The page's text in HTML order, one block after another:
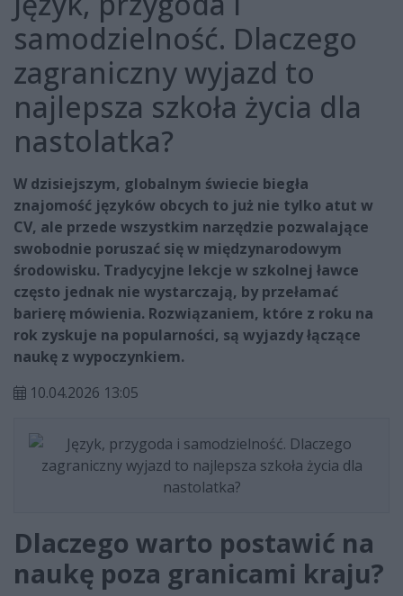
samodzielność. Dlaczego
zagraniczny wyjazd to
najlepsza szkoła życia dla
nastolatka?
W dzisiejszym, globalnym świecie biegła
znajomość języków obcych to już nie tylko atut w
CV, ale przede wszystkim narzędzie pozwalające
swobodnie poruszać się w międzynarodowym
środowisku. Tradycyjne lekcje w szkolnej ławce
często jednak nie wystarczają, by przełamać
barierę mówienia. Rozwiązaniem, które z roku na
rok zyskuje na popularności, są wyjazdy łączące
naukę z wypoczynkiem.
10.04.2026 13:05
Dlaczego warto postawić na
naukę poza granicami kraju?